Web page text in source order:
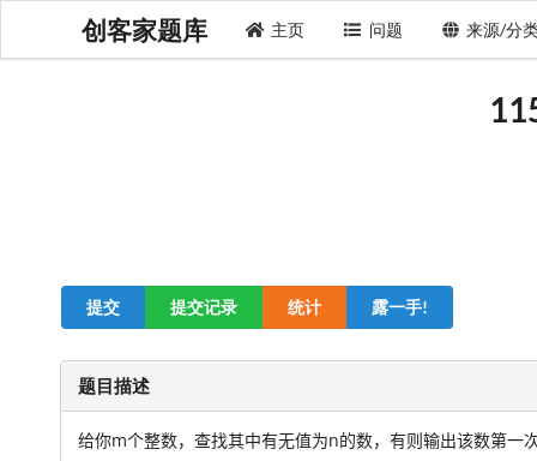
创客家题库 主页 问题 来源/分
提交 提交记录 统计 露一手!
题目描述
给你m个整数，查找其中有无值为n的数，有则输出该数第一